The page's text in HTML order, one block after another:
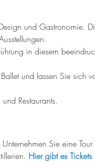
und Gastronomie.
in diesem
und lassen Sie sich
Restaurants.
Sie eine
Hier gibt es